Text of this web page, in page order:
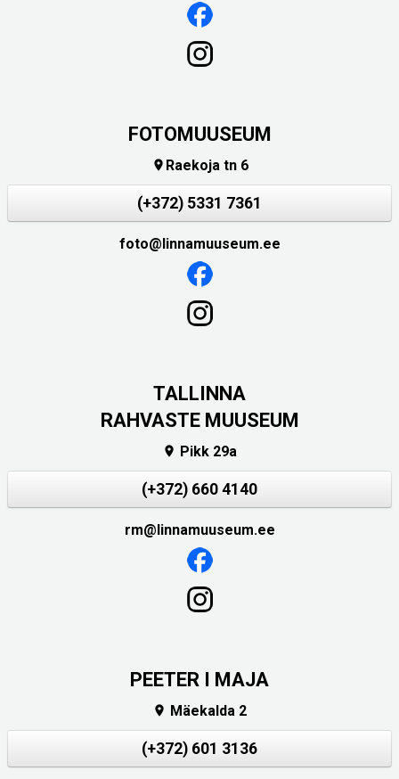
FOTOMUUSEUM
 Raekoja tn 6
(+372) 5331 7361
foto@linnamuuseum.ee
TALLINNA
RAHVASTE MUUSEUM
 Pikk 29a
(+372) 660 4140
rm@linnamuuseum.ee
PEETER I MAJA
 Mäekalda 2
(+372) 601 3136